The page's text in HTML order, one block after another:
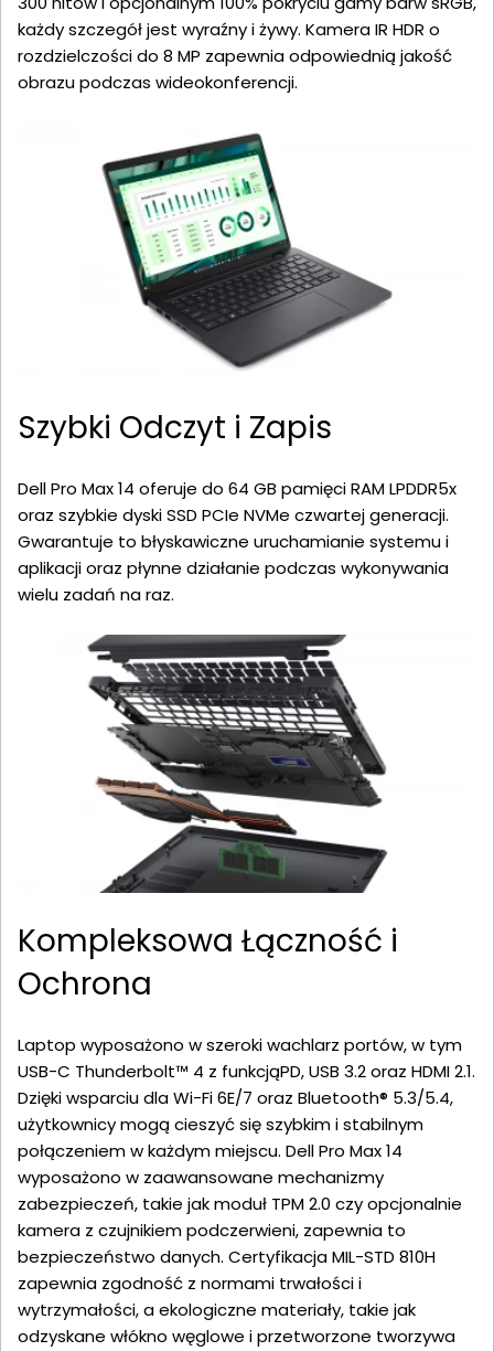
każdy szczegół jest wyraźny i żywy. Kamera IR HDR o
rozdzielczości do 8 MP zapewnia odpowiednią jakość
obrazu podczas wideokonferencji.
Szybki Odczyt i Zapis
Dell Pro Max 14 oferuje do 64 GB pamięci RAM LPDDR5x
oraz szybkie dyski SSD PCIe NVMe czwartej generacji.
Gwarantuje to błyskawiczne uruchamianie systemu i
aplikacji oraz płynne działanie podczas wykonywania
wielu zadań na raz.
Kompleksowa Łączność i
Ochrona
Laptop wyposażono w szeroki wachlarz portów, w tym
USB-C Thunderbolt™ 4 z funkcjąPD, USB 3.2 oraz HDMI 2.1.
Dzięki wsparciu dla Wi-Fi 6E/7 oraz Bluetooth® 5.3/5.4,
użytkownicy mogą cieszyć się szybkim i stabilnym
połączeniem w każdym miejscu. Dell Pro Max 14
wyposażono w zaawansowane mechanizmy
zabezpieczeń, takie jak moduł TPM 2.0 czy opcjonalnie
kamera z czujnikiem podczerwieni, zapewnia to
bezpieczeństwo danych. Certyfikacja MIL-STD 810H
zapewnia zgodność z normami trwałości i
wytrzymałości, a ekologiczne materiały, takie jak
odzyskane włókno węglowe i przetworzone tworzywa